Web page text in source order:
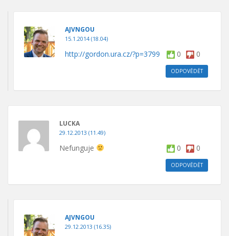
AJVNGOU
15.1.2014 (18.04)
0 0
http://gordon.ura.cz/?p=3799
ODPOVĚDĚT
LUCKA
29.12.2013 (11.49)
0 0
Nefunguje
ODPOVĚDĚT
AJVNGOU
29.12.2013 (16.35)